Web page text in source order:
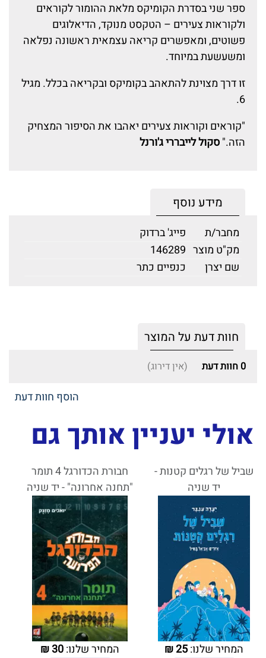
ספר שני בסדרת הקומיקס מלאת ההומור לקוראים
ולקוראות צעירים – הטקסט מנוקד, הדיאלוגים
פשוטים, ומאפשרים קריאה עצמאית ראשונה נפלאה
ומשעשעת במיוחד.
זו דרך מצוינת להתאהב בקומיקס ובקריאה בכלל. מגיל
6.
"קוראים וקוראות צעירים יאהבו את הסיפור המצחיק
הזה."סקול לייבררי ג'ורנל
מידע נוסף
מחבר/ת
פייג' ברדוק
מק"ט מוצר 146289
שם יצרן
כנפיים כתר
חוות דעת על המוצר
0 חוות דעת (אין דירוג)
הוסף חוות דעת
אולי יעניין אותך גם
שביל של רגלים קטנות -
יד שניה
המחיר שלנו:25
₪
חבורת הכדורגל 4 תומר
"תחנה אחרונה" - יד שניה
המחיר שלנו:30
₪